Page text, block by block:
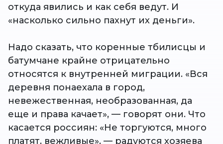
откуда явились и как себя ведут. И
«насколько сильно пахнут их деньги».
Надо сказать, что коренные тбилисцы и
батумчане крайне отрицательно
относятся к внутренней миграции. «Вся
деревня понаехала в город,
невежественная, необразованная, да
еще и права качает», — говорят они. Что
касается россиян: «Не торгуются, много
платят, вежливые», — радуются хозяева